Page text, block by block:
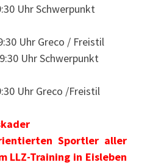
Uhr Schwerpunkt
Uhr Greco / Freistil
Uhr Schwerpunkt
Uhr Greco /Freistil
Sportler aller
LLZ-Training in Eisleben